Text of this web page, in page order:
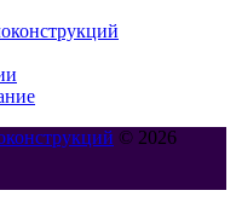
© 2026